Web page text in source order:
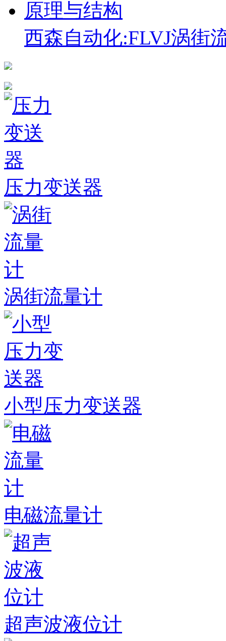
西森自动化:FLVJ涡街
压力变送器
涡街流量计
小型压力变送器
电磁流量计
超声波液位计